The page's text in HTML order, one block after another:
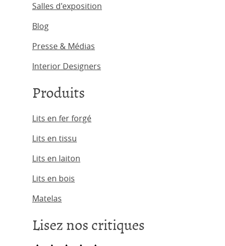
Salles d'exposition
Blog
Presse & Médias
Interior Designers
Produits
Lits en fer forgé
Lits en tissu
Lits en laiton
Lits en bois
Matelas
Lisez nos critiques